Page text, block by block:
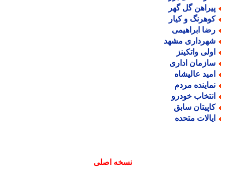
گل گهر
و کیار
ابراهیمی
مشهد
واتکینز
اداری
عالیشاه
مردم
خودرو
سابق
متحده
نسخه اصلی